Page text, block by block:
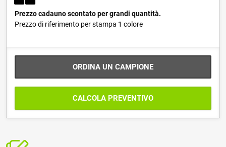
Prezzo cadauno scontato per grandi quantità.
Prezzo di riferimento per stampa 1 colore
ORDINA UN CAMPIONE
CALCOLA PREVENTIVO